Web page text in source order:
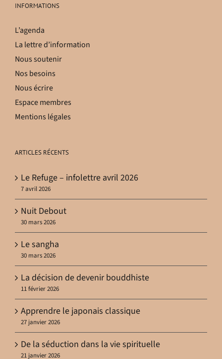
INFORMATIONS
L’agenda
La lettre d’information
Nous soutenir
Nos besoins
Nous écrire
Espace membres
Mentions légales
ARTICLES RÉCENTS
Le Refuge – infolettre avril 2026
7 avril 2026
Nuit Debout
30 mars 2026
Le sangha
30 mars 2026
La décision de devenir bouddhiste
11 février 2026
Apprendre le japonais classique
27 janvier 2026
De la séduction dans la vie spirituelle
21 janvier 2026